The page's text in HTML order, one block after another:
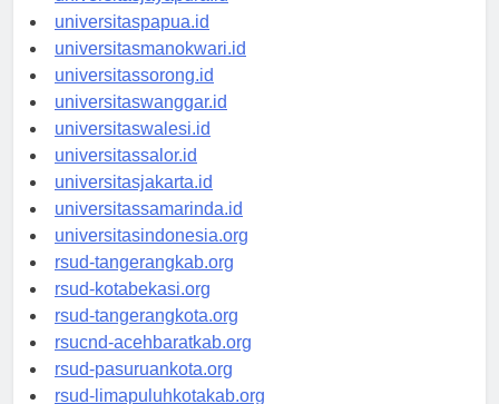
universitasjayapura.id
universitaspapua.id
universitasmanokwari.id
universitassorong.id
universitaswanggar.id
universitaswalesi.id
universitassalor.id
universitasjakarta.id
universitassamarinda.id
universitasindonesia.org
rsud-tangerangkab.org
rsud-kotabekasi.org
rsud-tangerangkota.org
rsucnd-acehbaratkab.org
rsud-pasuruankota.org